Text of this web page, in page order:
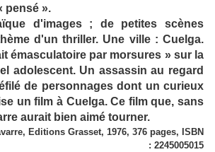
pensé ».
d'images ; de petites scènes
d'un thriller. Une ville : Cuelga.
émasculatoire par morsures » sur la
adolescent. Un assassin au regard
de personnages dont un curieux
un film à Cuelga. Ce film que, sans
aurait bien aimé tourner.
Editions Grasset, 1976, 376 pages, ISBN
: 2245005015